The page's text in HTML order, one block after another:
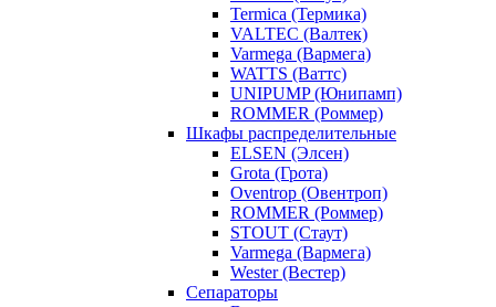
Termica (Термика)
VALTEC (Валтек)
Varmega (Вармега)
WATTS (Ваттс)
UNIPUMP (Юнипамп)
ROMMER (Роммер)
Шкафы распределительные
ELSEN (Элсен)
Grota (Грота)
Oventrop (Овентроп)
ROMMER (Роммер)
STOUT (Стаут)
Varmega (Вармега)
Wester (Вестер)
Сепараторы